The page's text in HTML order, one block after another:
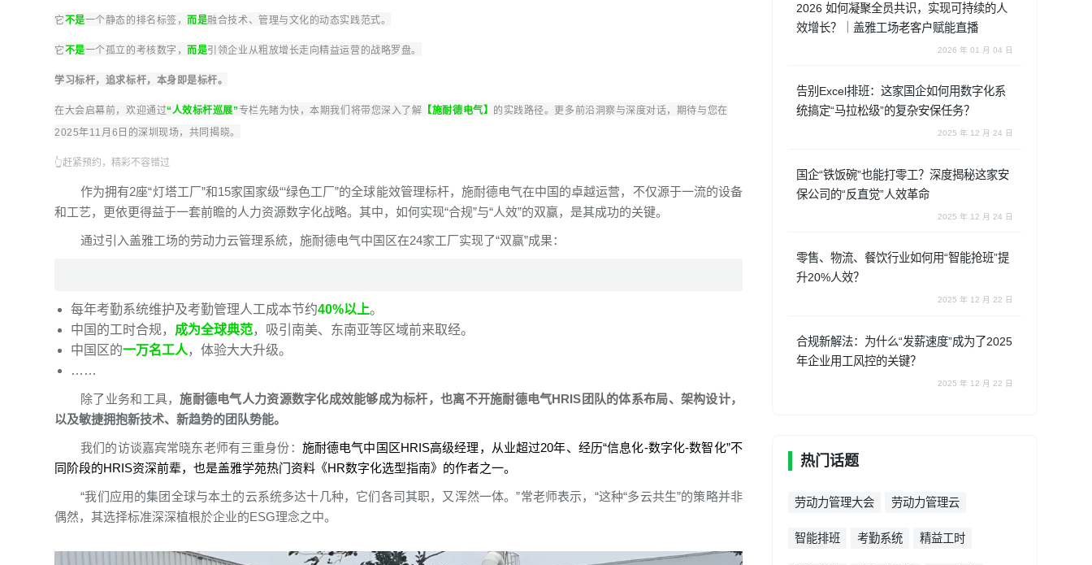
它不是一个静态的排名标签，而是融合技术、管理与文化的动态实践范式。
它不是一个孤立的考核数字，而是引领企业从粗放增长走向精益运营的战略罗盘。
学习标杆，追求标杆，本身即是标杆。
在大会启幕前，欢迎通过“人效标杆巡展”专栏先睹为快，本期我们将带您深入了解 【施耐德电气】 的实践路径。更多前沿洞察与深度对话，期待与您在
2025年11月6日的深圳现场，共同揭晓。
👆赶紧预约，精彩不容错过
作为拥有2座“灯塔工厂”和15家国家级“‘绿色工厂”的全球能效管理标杆，施耐德电气在中国的卓越运营，不仅源于一流的设备
和工艺，更依更得益于一套前瞻的人力资源数字化战略。其中，如何实现“合规”与“人效”的双赢，是其成功的关键。
通过引入盖雅工场的劳动力云管理系統，施耐德电气中国区在24家工厂实现了“双赢”成果：
每年考勤系统维护及考勤管理人工成本节约40%以上。
中国的工时合规， 成为全球典范，吸引南美、东南亚等区域前来取经。
中国区的一万名工人 ，体验大大升级。
……
除了业务和工具，施耐德电气人力资源数字化成效能够成为标杆，也离不开施耐德电气HRIS团队的体系布局、架构设计，
以及敏捷拥抱新技术、新趋势的团队势能。
我们的访谈嘉宾常晓东老师有三重身份： 施耐德电气中国区HRIS高级经理，从业超过20年、经历“信息化-数字化-数智化”不
同阶段的HRIS资深前辈，也是盖雅学苑热门资料《HR数字化选型指南》的作者之一。
“我们应用的集团全球与本土的云系统多达十几种，它们各司其职，又浑然一体。”常老师表示，“这种“多云共生”的策略并非
偶然，其选择标准深深植根於企业的ESG理念之中。
2026 如何凝聚全员共识，实现可持续的人
效增长？｜盖雅工场老客户赋能直播
2026 年 01 月 04 日
告别Excel排班：这家国企如何用数字化系
统搞定“马拉松级”的复杂安保任务？
2025 年 12 月 24 日
国企“铁饭碗”也能打零工？深度揭秘这家安
保公司的“反直觉”人效革命
2025 年 12 月 24 日
零售、物流、餐饮行业如何用“智能抢班”提
升20%人效？
2025 年 12 月 22 日
合规新解法：为什么“发薪速度”成为了2025
年企业用工风控的关键？
2025 年 12 月 22 日
热门话题
劳动力管理大会 劳动力管理云
智能排班 考勤系统 精益工时